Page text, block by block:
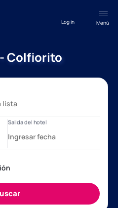
Menú
Log in
Colfiorito